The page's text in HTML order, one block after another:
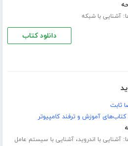
آشنایی با شبکه
دانلود کتاب
ثابت
کتاب‌های آموزش و ترفند کامپیوتر
آشنایی با اندروید،آشنایی با سیستم عامل